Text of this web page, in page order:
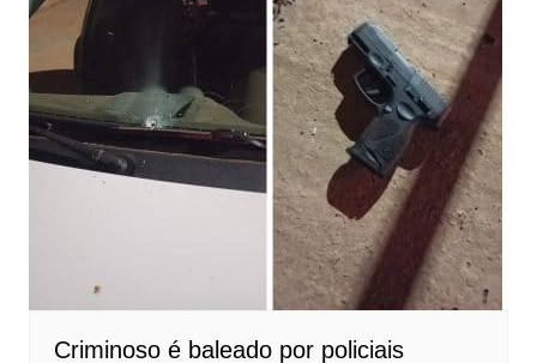
Criminoso é baleado por policiais